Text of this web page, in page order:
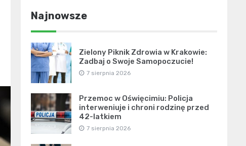
Najnowsze
Zielony Piknik Zdrowia w Krakowie:
Zadbaj o Swoje Samopoczucie!
7 sierpnia 2026
Przemoc w Oświęcimiu: Policja
interweniuje i chroni rodzinę przed
42-latkiem
7 sierpnia 2026